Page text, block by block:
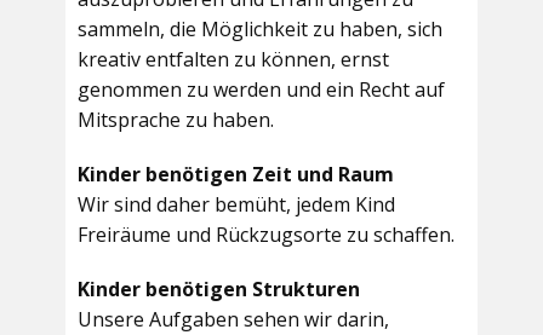
sammeln, die Möglichkeit zu haben, sich
kreativ entfalten zu können, ernst
genommen zu werden und ein Recht auf
Mitsprache zu haben.
Kinder benötigen Zeit und Raum
Wir sind daher bemüht, jedem Kind
Freiräume und Rückzugsorte zu schaffen.
Kinder benötigen Strukturen
Unsere Aufgaben sehen wir darin,